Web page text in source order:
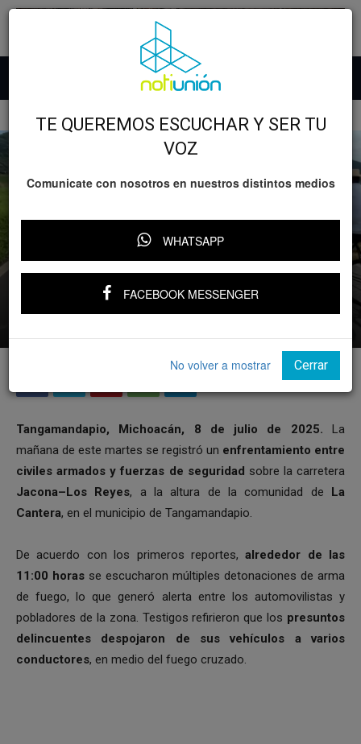
Lo nefasto
Tangamandapio: enfrentamiento
armado en la Jacona-Los Reyes;
reportan despojo de vehículos
Tangamandapio, Michoacán, 8 de julio de 2025. La
mañana de este martes se registró un enfrentamiento entre
civiles armados y fuerzas de seguridad sobre la carretera
Jacona–Los Reyes, a la altura de la comunidad de
La
Cantera, en el municipio de Tangamandapio.
De acuerdo con los primeros reportes,alrededor de las
11:00 horas se escucharon múltiples detonaciones de arma
de fuego, lo que generó alerta entre los automovilistas y
pobladores de la zona. Testigos refirieron que los presuntos
delincuentes despojaron de sus vehículos a varios
conductores, en medio del fuego cruzado.
TE QUEREMOS ESCUCHAR Y SER TU
VOZ
Comunicate con nosotros en nuestros distintos medios
WHATSAPP
FACEBOOK MESSENGER
No volver a mostrar Cerrar